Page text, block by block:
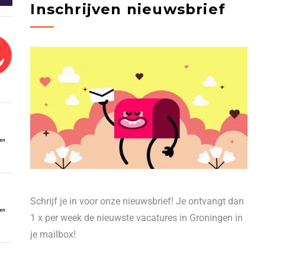
Inschrijven nieuwsbrief
Schrijf je in voor onze nieuwsbrief! Je ontvangt dan
1 x per week de nieuwste vacatures in Groningen in
je mailbox!